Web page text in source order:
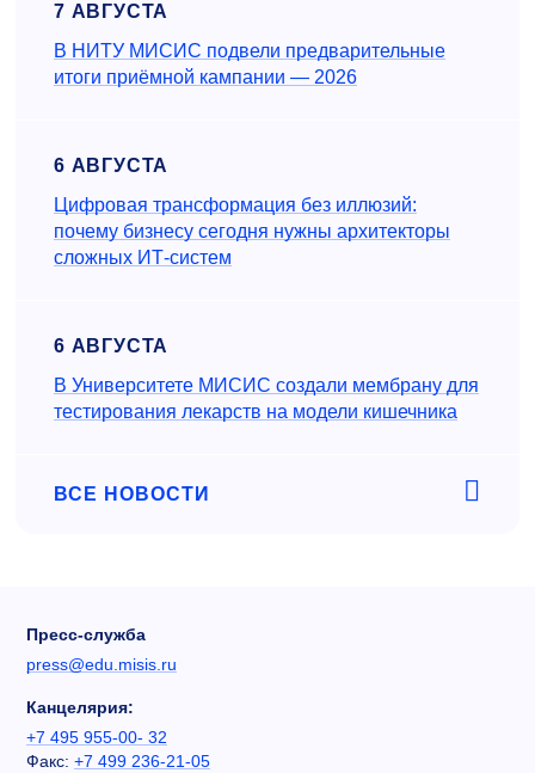
7 АВГУСТА
В НИТУ МИСИС подвели предварительные
итоги приёмной кампании — 2026
6 АВГУСТА
Цифровая трансформация без иллюзий:
почему бизнесу сегодня нужны архитекторы
сложных ИТ-систем
6 АВГУСТА
В Университете МИСИС создали мембрану для
тестирования лекарств на модели кишечника
ВСЕ НОВОСТИ
Пресс-служба
press@edu.misis.ru
Канцелярия:
+7 495 955-00- 32
Факс: +7 499 236-21-05